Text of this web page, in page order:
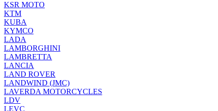
KSR MOTO
KTM
KUBA
KYMCO
LADA
LAMBORGHINI
LAMBRETTA
LANCIA
LAND ROVER
LANDWIND (JMC)
LAVERDA MOTORCYCLES
LDV
LEVC